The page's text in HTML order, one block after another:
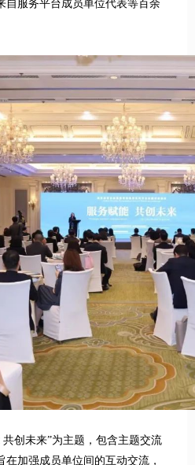
自服务平台成员单位代表等百余
创未来”为主题，包含主题交流
加强成员单位间的互动交流，